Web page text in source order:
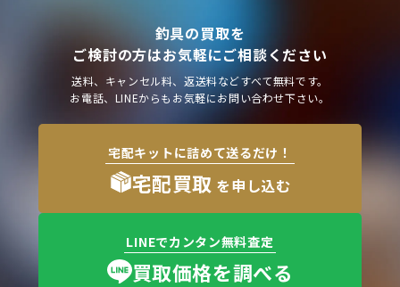
釣具の買取を
ご検討の方はお気軽にご相談ください
送料、キャンセル料、返送料などすべて無料です。
お電話、LINEからもお気軽にお問い合わせ下さい。
宅配キットに詰めて送るだけ！
宅配買取 を申し込む
LINEでカンタン無料査定
買取価格を調べる